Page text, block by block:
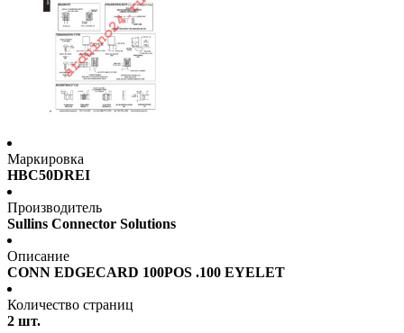
Маркировка
HBC50DREI
Производитель
Sullins Connector Solutions
Описание
CONN EDGECARD 100POS .100 EYELET
Количество страниц
2 шт.